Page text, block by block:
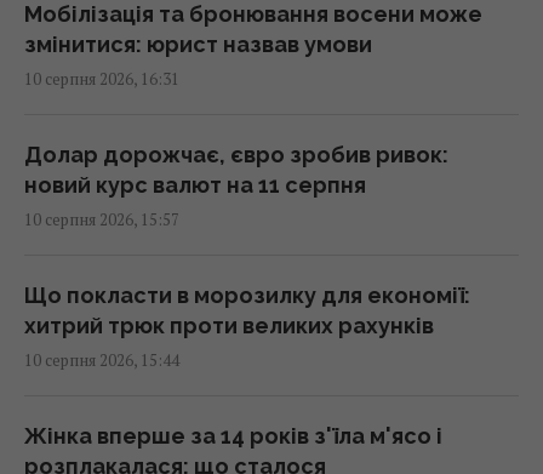
Дрон із вибухівкою в Лейпцигу: ЗМІ пишуть
про нові деталі інциденту з українським
літаком
Громадян Польщі почнуть повідомляти про
зльоти літаків під час російських атак на
16:20 понеділок, 10 серпня 2026
6 унікальних функцій Samsung, яких немає в
16:20 понеділок, 10 серпня 2026
Мобілізація та бронювання восени може
змінитися: юрист назвав умови
10 серпня 2026, 16:31
Долар дорожчає, євро зробив ривок:
новий курс валют на 11 серпня
10 серпня 2026, 15:57
Що покласти в морозилку для економії:
хитрий трюк проти великих рахунків
10 серпня 2026, 15:44
Жінка вперше за 14 років з'їла м'ясо і
розплакалася: що сталося